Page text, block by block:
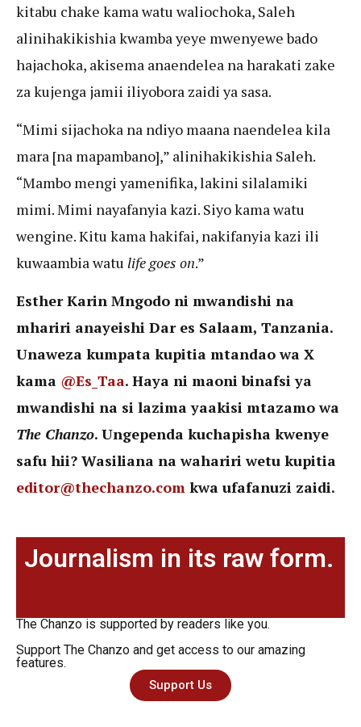
kitabu chake kama watu waliochoka, Saleh
alinihakikishia kwamba yeye mwenyewe bado
hajachoka, akisema anaendelea na harakati zake
za kujenga jamii iliyobora zaidi ya sasa.
“Mimi sijachoka na ndiyo maana naendelea kila
mara [na mapambano],” alinihakikishia Saleh.
“Mambo mengi yamenifika, lakini silalamiki
mimi. Mimi nayafanyia kazi. Siyo kama watu
wengine. Kitu kama hakifai, nakifanyia kazi ili
kuwaambia watu life goes on.”
Esther Karin Mngodo ni mwandishi na
mhariri anayeishi Dar es Salaam, Tanzania.
Unaweza kumpata kupitia mtandao wa X
kama @Es_Taa. Haya ni maoni binafsi ya
mwandishi na si lazima yaakisi mtazamo wa
The Chanzo. Ungependa kuchapisha kwenye
safu hii? Wasiliana na wahariri wetu kupitia
editor@thechanzo.com kwa ufafanuzi zaidi.
Journalism in its raw form.
The Chanzo is supported by readers like you.
Support The Chanzo and get access to our amazing
features.
Support Us